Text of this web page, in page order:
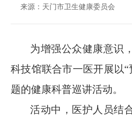
来源：天门市卫生健康委员会
为增强公众健康意识
科技馆联合市一医开展以
题的健康科普巡讲活动。
活动中，医护人员结